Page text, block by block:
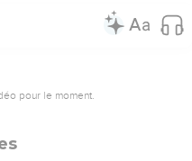
pour le moment.